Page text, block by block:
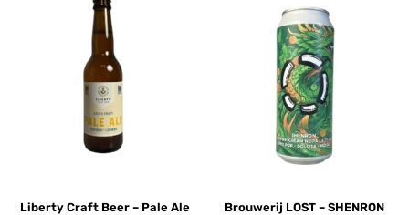
Liberty Craft Beer – Pale Ale Brouwerij LOST – SHENRON